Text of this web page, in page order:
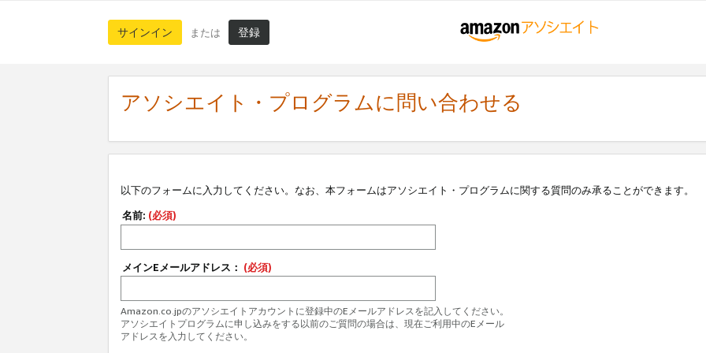
サインイン または 登録
アソシエイト・プログラムに問い合わせる
以下のフォームに入力してください。なお、本フォームはアソシエイト・プログラムに関する質問のみ承ることができます。
名前: (必須)
メインEメールアドレス： (必須)
Amazon.co.jpのアソシエイトアカウントに登録中のEメールアドレスを記入してください。
アソシエイトプログラムに申し込みをする以前のご質問の場合は、現在ご利用中のEメール
アドレスを入力してください。